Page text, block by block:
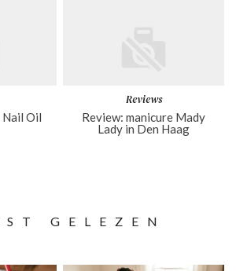
Oil
Reviews
Review: manicure Mady
Lady in Den Haag
GELEZEN